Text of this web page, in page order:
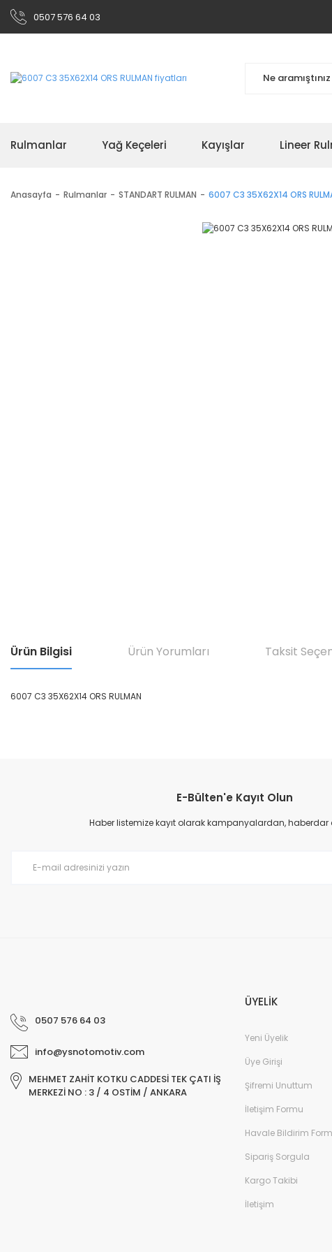
0507 576 64 03
Rulmanlar Yağ Keçeleri Kayışlar Lineer
Anasayfa Rulmanlar STANDART RULMAN 6007 C3 35X62X14 ORS
Ürün Bilgisi Ürün Yorumları Taksit
6007 C3 35X62X14 ORS RULMAN
Ürün resmi kalitesiz, bozuk veya görüntülenemiyor.
Ürün açıklamasında eksik bilgiler bulunuyor.
E-Bülten'e Kayıt Olun
Haber listemize kayıt olarak kampanyalardan, haberdar
0507 576 64 03
info@ysnotomotiv.com
MEHMET ZAHİT KOTKU CADDESİ TEK ÇATI İŞ
MERKEZİ NO : 3 / 4 OSTİM / ANKARA
ÜYELİK
Yeni Üyelik
Üye Girişi
Şifremi Unuttum
İletişim Formu
Havale Bildirim
Sipariş Sorgula
Kargo Takibi
İletişim